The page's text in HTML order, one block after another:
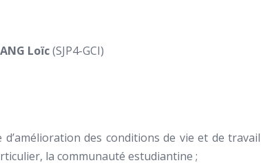
Loïc(SJP4-GCI)
des conditions de vie et de travail
la communauté estudiantine ;